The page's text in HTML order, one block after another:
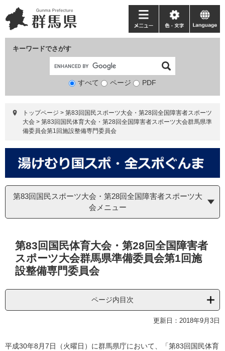
ー
ジ
ニ
ュ
て
キーワードでさがす
検
象
すべて ページ PDF
メ
ニ
ー
色・
文
language
トップページ > 第83回国民スポーツ大会・第28回全国障害者スポーツ
大会 > 第83回国民体育大会・第28回全国障害者スポーツ大会群馬県準
備委員会第1回施設整備専門委員会
第83回国民スポーツ大会・第28回全国障害者スポーツ大
会メニュー
第83回国民体育大会・第28回全国障害者
スポーツ大会群馬県準備委員会第1回施
設整備専門委員会
ページ内目次
更新日：2018年9月3日
平成30年8月7日（火曜日）に群馬県庁において、「第83回国民体育